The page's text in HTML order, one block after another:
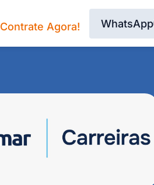
Contrate Agora! WhatsApp